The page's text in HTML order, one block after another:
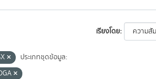
เรียงโดย
ประเภทชุดข้อมูล: